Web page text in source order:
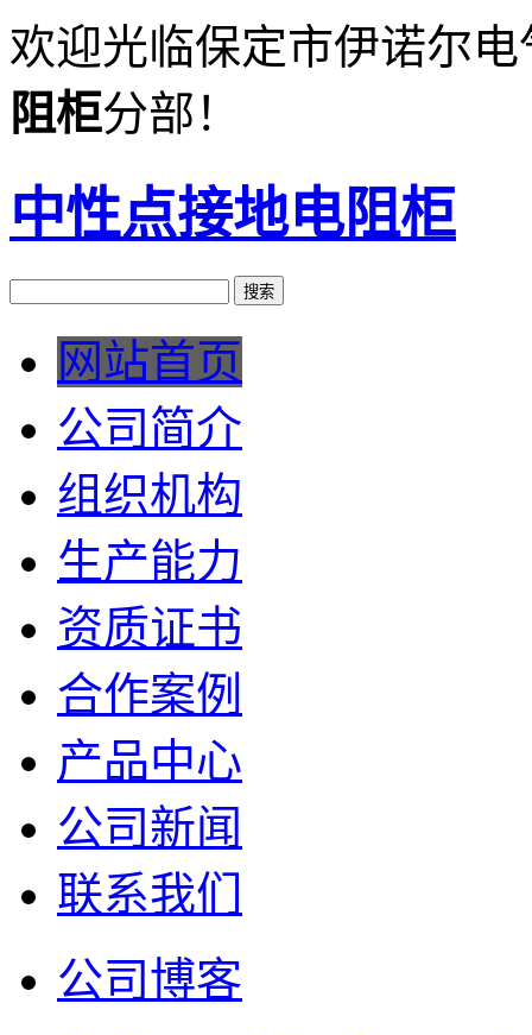
欢迎光临保定市伊诺尔
阻柜分部！
中性点接地电阻柜
网站首页
公司简介
组织机构
生产能力
资质证书
合作案例
产品中心
公司新闻
联系我们
公司博客